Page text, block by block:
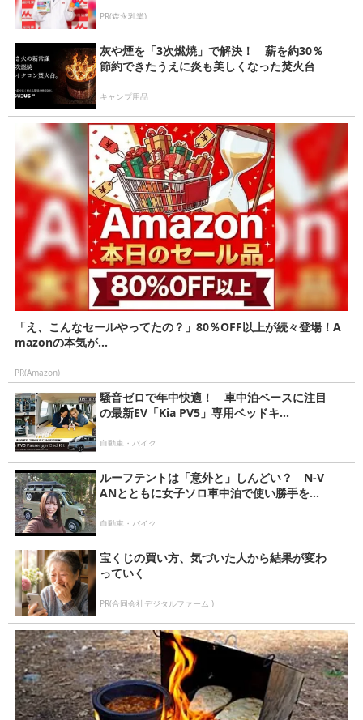
PR(森永乳業)
灰や煙を「3次燃焼」で解決！ 薪を約30％
節約できたうえに炎も美しくなった焚火台
キャンプ用品
「え、こんなセールやってたの？」80％OFF以上が続々登場！A
mazonの本気が...
PR(Amazon)
騒音ゼロで年中快適！ 車中泊ベースに注目
の最新EV「Kia PV5」専用ベッドキ...
自動車・バイク
ルーフテントは「意外と」しんどい？ N-V
ANとともに女子ソロ車中泊で使い勝手を...
自動車・バイク
宝くじの買い方、気づいた人から結果が変わ
っていく
PR(合同会社デジタルファーム )